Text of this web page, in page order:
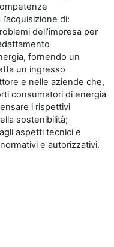
di:
dell’impresa per
fornendo un
un ingresso
e nelle aziende che,
consumatori di energia
i rispettivi
sostenibilità;
aspetti tecnici e
e autorizzativi.